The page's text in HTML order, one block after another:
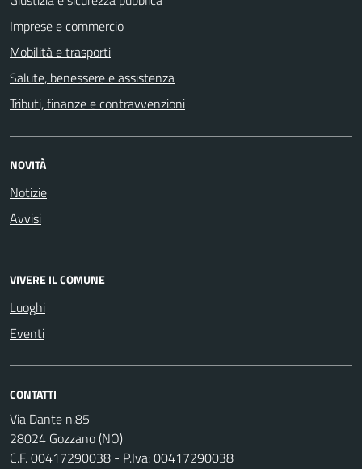
Imprese e commercio
Mobilità e trasporti
Salute, benessere e assistenza
Tributi, finanze e contravvenzioni
NOVITÀ
Notizie
Avvisi
VIVERE IL COMUNE
Luoghi
Eventi
CONTATTI
Via Dante n.85
28024 Gozzano (NO)
C.F. 00417290038 - P.Iva: 00417290038